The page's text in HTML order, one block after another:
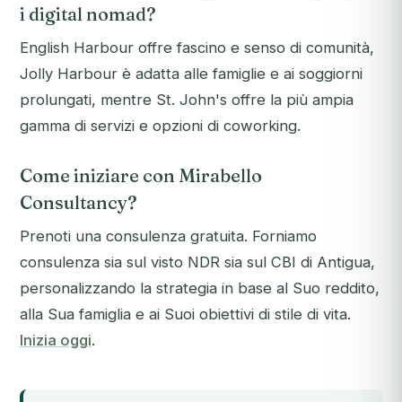
i digital nomad?
English Harbour offre fascino e senso di comunità,
Jolly Harbour è adatta alle famiglie e ai soggiorni
prolungati, mentre St. John's offre la più ampia
gamma di servizi e opzioni di coworking.
Come iniziare con Mirabello
Consultancy?
Prenoti una consulenza gratuita. Forniamo
consulenza sia sul visto NDR sia sul CBI di Antigua,
personalizzando la strategia in base al Suo reddito,
alla Sua famiglia e ai Suoi obiettivi di stile di vita.
Inizia oggi.